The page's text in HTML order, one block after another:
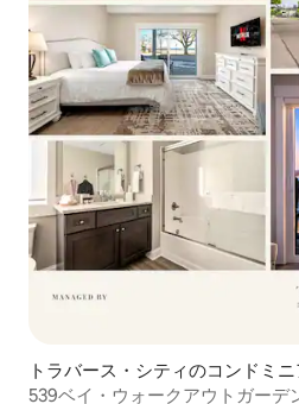
トラバース・シティのコンドミ
539ベイ・ウォークアウトガーデ